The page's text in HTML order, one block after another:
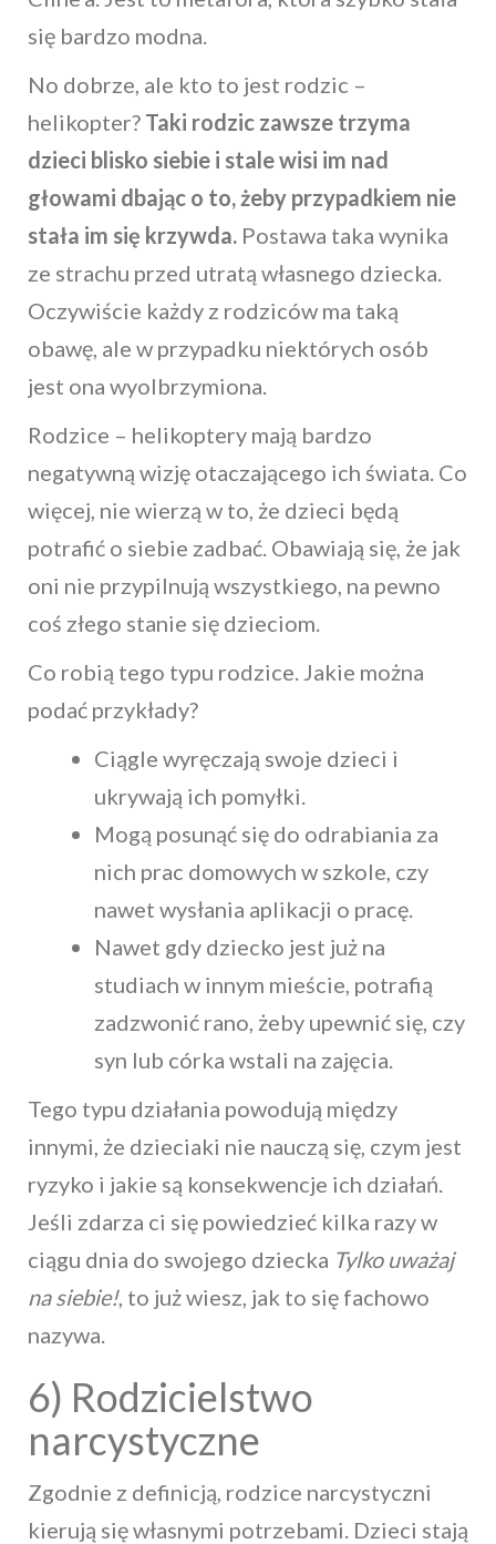
się bardzo modna.
No dobrze, ale kto to jest rodzic –
helikopter? Taki rodzic zawsze trzyma
dzieci blisko siebie i stale wisi im nad
głowami dbając o to, żeby przypadkiem nie
stała im się krzywda. Postawa taka wynika
ze strachu przed utratą własnego dziecka.
Oczywiście każdy z rodziców ma taką
obawę, ale w przypadku niektórych osób
jest ona wyolbrzymiona.
Rodzice – helikoptery mają bardzo
negatywną wizję otaczającego ich świata. Co
więcej, nie wierzą w to, że dzieci będą
potrafić o siebie zadbać. Obawiają się, że jak
oni nie przypilnują wszystkiego, na pewno
coś złego stanie się dzieciom.
Co robią tego typu rodzice. Jakie można
podać przykłady?
Ciągle wyręczają swoje dzieci i
ukrywają ich pomyłki.
Mogą posunąć się do odrabiania za
nich prac domowych w szkole, czy
nawet wysłania aplikacji o pracę.
Nawet gdy dziecko jest już na
studiach w innym mieście, potrafią
zadzwonić rano, żeby upewnić się, czy
syn lub córka wstali na zajęcia.
Tego typu działania powodują między
innymi, że dzieciaki nie nauczą się, czym jest
ryzyko i jakie są konsekwencje ich działań.
Jeśli zdarza ci się powiedzieć kilka razy w
ciągu dnia do swojego dziecka Tylko uważaj
na siebie!, to już wiesz, jak to się fachowo
nazywa.
6) Rodzicielstwo
narcystyczne
Zgodnie z definicją, rodzice narcystyczni
kierują się własnymi potrzebami. Dzieci stają